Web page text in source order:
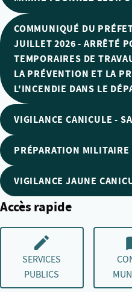
COMMUNIQUÉ DU
JUILLET 2026 - ARRÊTÉ
TEMPORAIRES DE
LA PRÉVENTION ET LA
L'INCENDIE DANS LE
VIGILANCE CANICULE -
PRÉPARATION
VIGILANCE JAUNE
Accès rapide
SERVICES
PUBLICS